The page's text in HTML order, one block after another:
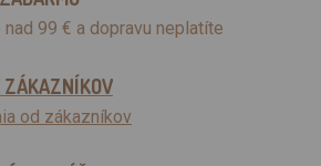
nad 99 € a dopravu neplatíte
ZÁKAZNÍKOV
od zákazníkov